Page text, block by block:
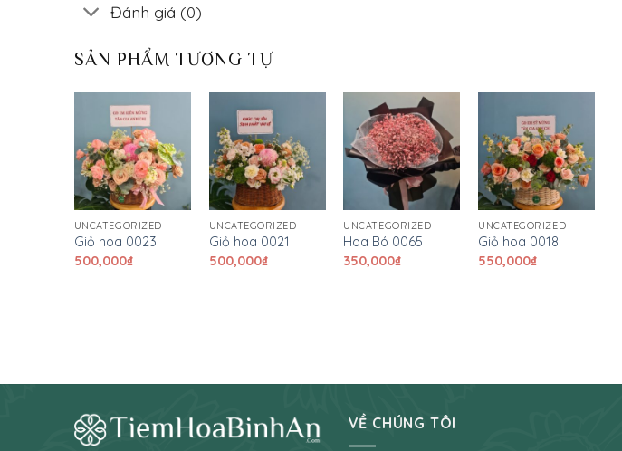
Đánh giá (0)
SẢN PHẨM TƯƠNG TỰ
UNCATEGORIZED
Giỏ hoa 0023
500,000₫
UNCATEGORIZED
Giỏ hoa 0021
500,000₫
UNCATEGORIZED
Hoa Bó 0065
350,000₫
UNCATEGORIZED
Giỏ hoa 0018
550,000₫
VỀ CHÚNG TÔI